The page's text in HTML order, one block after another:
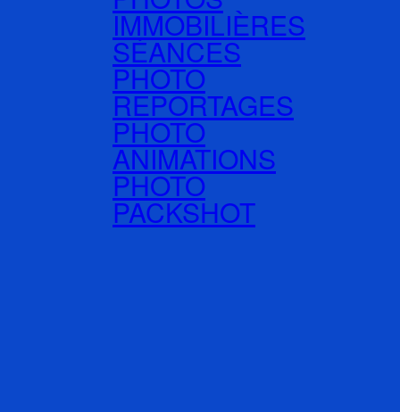
IMMOBILIÈRES
SÉANCES
PHOTO
REPORTAGES
PHOTO
ANIMATIONS
PHOTO
PACKSHOT